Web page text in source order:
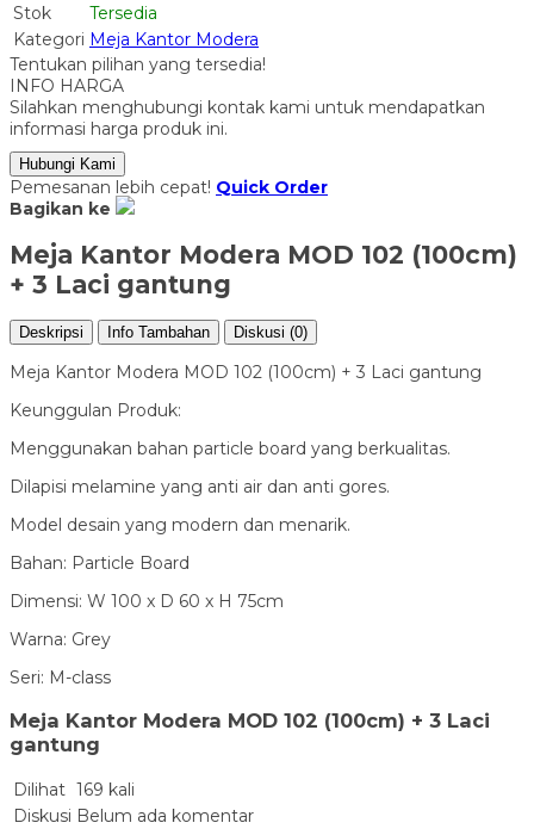
Stok
Tersedia
Kategori Meja Kantor Modera
Tentukan pilihan yang tersedia!
INFO HARGA
Silahkan menghubungi kontak kami untuk mendapatkan
informasi harga produk ini.
Hubungi Kami
Pemesanan lebih cepat! Quick Order
Bagikan ke
Meja Kantor Modera MOD 102 (100cm)
+ 3 Laci gantung
Deskripsi Info Tambahan Diskusi (0)
Meja Kantor Modera MOD 102 (100cm) + 3 Laci gantung
Keunggulan Produk:
Menggunakan bahan particle board yang berkualitas.
Dilapisi melamine yang anti air dan anti gores.
Model desain yang modern dan menarik.
Bahan: Particle Board
Dimensi: W 100 x D 60 x H 75cm
Warna: Grey
Seri: M-class
Meja Kantor Modera MOD 102 (100cm) + 3 Laci
gantung
Dilihat 169 kali
Diskusi Belum ada komentar